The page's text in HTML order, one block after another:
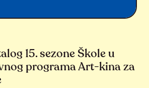
15. sezone Škole u
programa Art-kina za